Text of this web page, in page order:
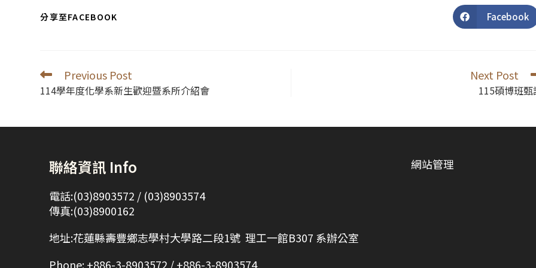
分享至FACEBOOK Opens
in
Facebook
Read
more
articles
Previous Post
114學年度化學系新生歡迎暨系所介紹會
Next Post
115碩博班甄
聯絡資訊 Info
電話:(03)8903572 / (03)8903574
傳真:(03)8900162
地址:花蓮縣壽豐鄉志學村大學路二段1號 理工一館B307 系辦公室
Phone: +886-3-8903572 / +886-3-8903574
網站管理